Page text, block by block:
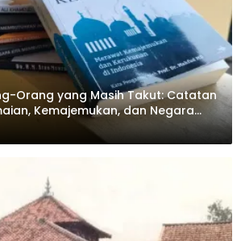
Orang yang Masih Takut: Catatan
Kemajemukan, dan Negara
Masykuri Abdillah